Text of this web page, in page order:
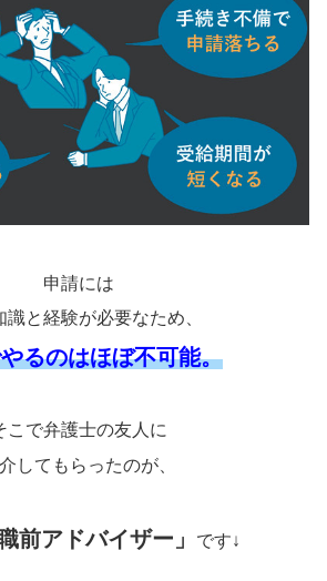
申請には
識と経験が必要なため、
るのはほぼ不可能。
こで弁護士の友人に
してもらったのが、
前アドバイザー」 です↓